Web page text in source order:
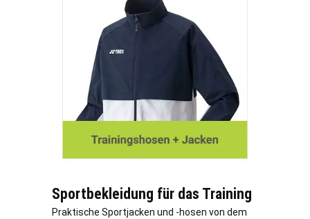
Sportbekleidung für das Training
Praktische Sportjacken und -hosen von dem